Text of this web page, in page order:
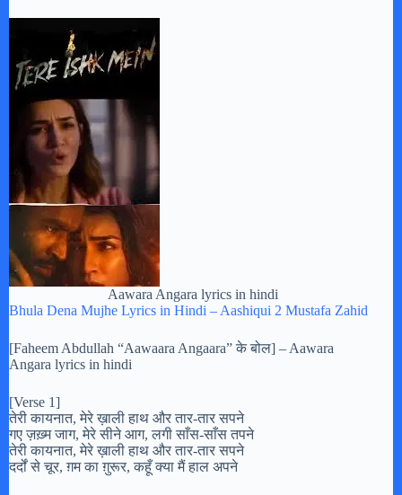
Aawara Angara lyrics in hindi
Bhula Dena Mujhe Lyrics in Hindi – Aashiqui 2 Mustafa Zahid
[Faheem Abdullah “Aawaara Angaara” के बोल] – Aawara
Angara lyrics in hindi
[Verse 1]
तेरी कायनात, मेरे ख़ाली हाथ और तार-तार सपने
गए ज़ख़्म जाग, मेरे सीने आग, लगी साँस-साँस तपने
तेरी कायनात, मेरे ख़ाली हाथ और तार-तार सपने
दर्दों से चूर, ग़म का ग़ुरूर, कहूँ क्या मैं हाल अपने